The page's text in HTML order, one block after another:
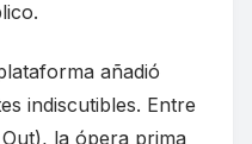
añadió
indiscutibles. Entre
Out), la ópera prima